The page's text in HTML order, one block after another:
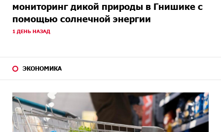
мониторинг дикой природы в Гнишике с
помощью солнечной энергии
1 ДЕНЬ НАЗАД
ЭКОНОМИКА